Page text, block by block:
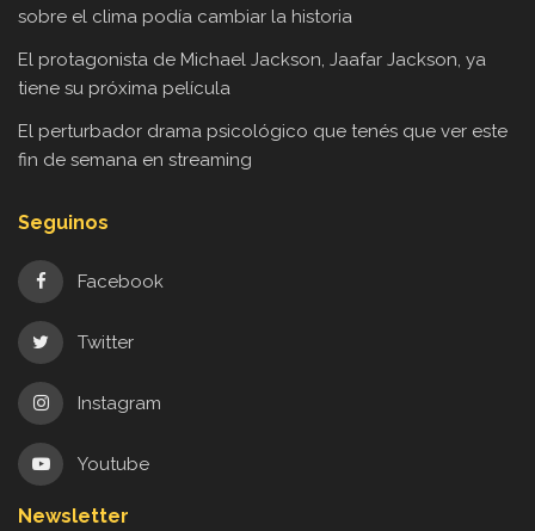
sobre el clima podía cambiar la historia
El protagonista de Michael Jackson, Jaafar Jackson, ya
tiene su próxima película
El perturbador drama psicológico que tenés que ver este
fin de semana en streaming
Seguinos
Facebook
Twitter
Instagram
Youtube
Newsletter